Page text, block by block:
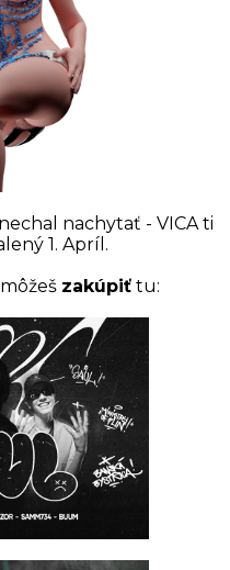
nachytať - VICA ti
1. Apríl.
zakúpiťtu: